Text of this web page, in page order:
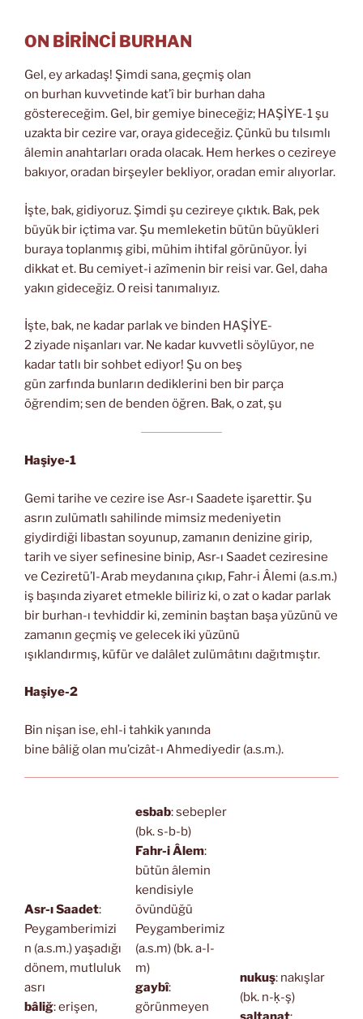
ON BİRİNCİ BURHAN
Gel, ey arkadaş! Şimdi sana, geçmiş olan
on burhan kuvvetinde kat’î bir burhan daha
göstereceğim. Gel, bir gemiye bineceğiz; HAŞİYE-1 şu
uzakta bir cezire var, oraya gideceğiz. Çünkü bu tılsımlı
âlemin anahtarları orada olacak. Hem herkes o cezireye
bakıyor, oradan birşeyler bekliyor, oradan emir alıyorlar.
İşte, bak, gidiyoruz. Şimdi şu cezireye çıktık. Bak, pek
büyük bir içtima var. Şu memleketin bütün büyükleri
buraya toplanmış gibi, mühim ihtifal görünüyor. İyi
dikkat et. Bu cemiyet-i azîmenin bir reisi var. Gel, daha
yakın gideceğiz. O reisi tanımalıyız.
İşte, bak, ne kadar parlak ve binden HAŞİYE-
2 ziyade nişanları var. Ne kadar kuvvetli söylüyor, ne
kadar tatlı bir sohbet ediyor! Şu on beş
gün zarfında bunların dediklerini ben bir parça
öğrendim; sen de benden öğren. Bak, o zat, şu
Haşiye-1
Gemi tarihe ve cezire ise Asr-ı Saadete işarettir. Şu
asrın zulümatlı sahilinde mimsiz medeniyetin
giydirdiği libastan soyunup, zamanın denizine girip,
tarih ve siyer sefinesine binip, Asr-ı Saadet ceziresine
ve Ceziretü’l-Arab meydanına çıkıp, Fahr-i Âlemi (a.s.m.)
iş başında ziyaret etmekle biliriz ki, o zat o kadar parlak
bir burhan-ı tevhiddir ki, zeminin baştan başa yüzünü ve
zamanın geçmiş ve gelecek iki yüzünü
ışıklandırmış, küfür ve dalâlet zulümâtını dağıtmıştır.
Haşiye-2
Bin nişan ise, ehl-i tahkik yanında
bine bâliğ olan mu’cizât-ı Ahmediyedir (a.s.m.).
Asr-ı Saadet:
Peygamberimizi
n (a.s.m.) yaşadığı
dönem, mutluluk
asrı
bâliğ: erişen,
esbab: sebepler
(bk. s-b-b)
Fahr-i Âlem:
bütün âlemin
kendisiyle
övündüğü
Peygamberimiz
(a.s.m) (bk. a-l-
m)
gaybî:
görünmeyen
nukuş: nakışlar
(bk. n-ḳ-ş)